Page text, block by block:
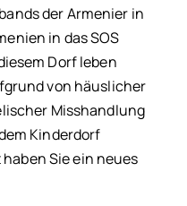
der Armenier in
in das SOS
Dorf leben
von häuslicher
Misshandlung
Kinderdorf
Sie ein neues